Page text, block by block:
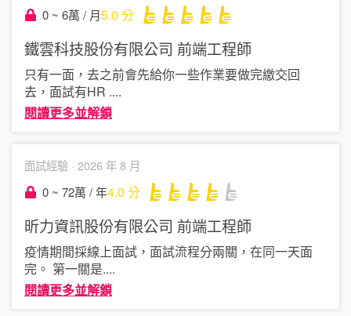
0 ~ 6萬 / 月5.0 分
鐵雲科技股份有限公司 前端工程師
只有一面，去之前會先給你一些作業要做完繳交回
去，面試有HR ....
閱讀更多並解鎖
面試經驗 · 2026 年 8 月
0 ~ 72萬 / 年4.0 分
昕力資訊股份有限公司 前端工程師
疫情期間採線上面試，面試流程分兩關，在同一天面
完。 第一關是....
閱讀更多並解鎖